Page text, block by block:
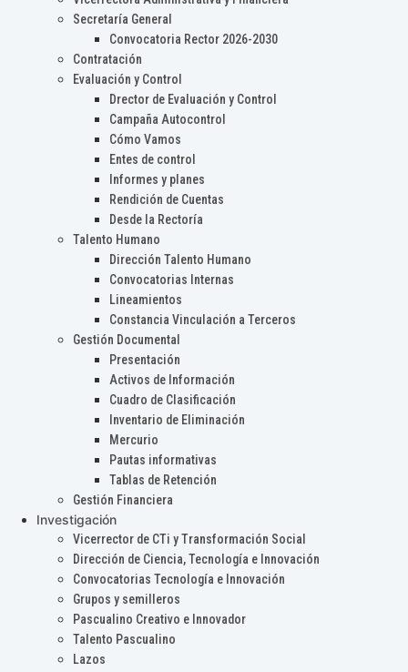
Secretaría General
Convocatoria Rector 2026-2030
Contratación
Evaluación y Control
Drector de Evaluación y Control
Campaña Autocontrol
Cómo Vamos
Entes de control
Informes y planes
Rendición de Cuentas
Desde la Rectoría
Talento Humano
Dirección Talento Humano
Convocatorias Internas
Lineamientos
Constancia Vinculación a Terceros
Gestión Documental
Presentación
Activos de Información
Cuadro de Clasificación
Inventario de Eliminación
Mercurio
Pautas informativas
Tablas de Retención
Gestión Financiera
Investigación
Vicerrector de CTi y Transformación Social
Dirección de Ciencia, Tecnología e Innovación
Convocatorias Tecnología e Innovación
Grupos y semilleros
Pascualino Creativo e Innovador
Talento Pascualino
Lazos